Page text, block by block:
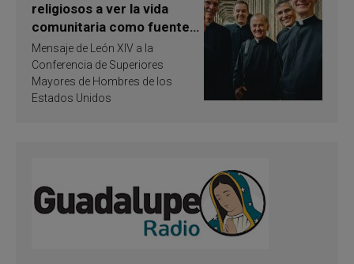
religiosos a ver la vida
comunitaria como fuente
de inspiración y
santificación
Mensaje de León XIV a la
Conferencia de Superiores
Mayores de Hombres de los
Estados Unidos